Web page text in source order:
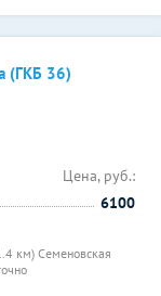
(ГКБ 36)
км)Семеновская
Цена, руб.:
6100